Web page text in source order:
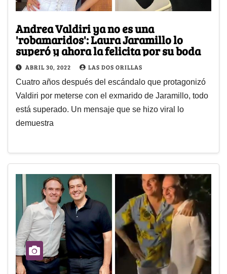
Andrea Valdiri ya no es una
'robamaridos': Laura Jaramillo lo
superó y ahora la felicita por su boda
ABRIL 30, 2022 LAS DOS ORILLAS
Cuatro años después del escándalo que protagonizó
Valdiri por meterse con el exmarido de Jaramillo, todo
está superado. Un mensaje que se hizo viral lo
demuestra